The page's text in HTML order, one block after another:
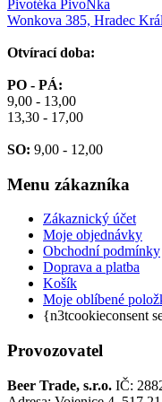
Pivotéka PivoŇka
Wonkova 385, Hradec
Otvírací doba:
PO - PÁ:
9,00 - 13,00
13,30 - 17,00
SO: 9,00 - 12,00
Menu zákazníka
Zákaznický účet
Moje objednávky
Obchodní podmínky
Doprava a platba
Košík
Moje oblíbené
{n3tcookieconsent
Provozovatel
Beer Trade, s.r.o. IČ: